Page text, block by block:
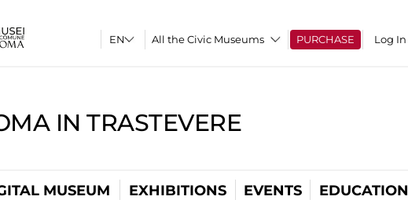
All the Civic Museums PURCHASE Log In
IN TRASTEVERE
MUSEUM EXHIBITIONS EVENTS EDUCATION